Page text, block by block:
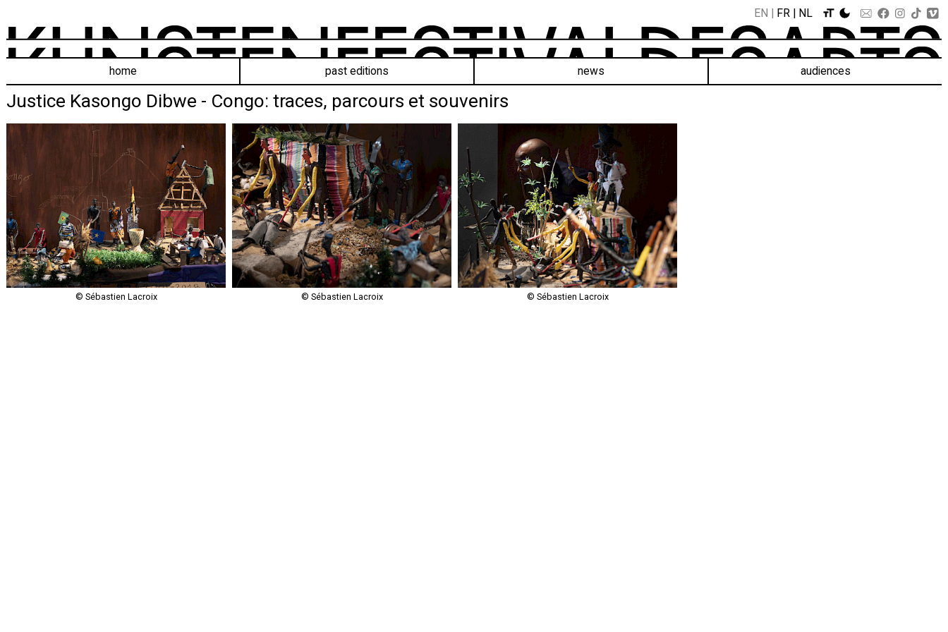
EN FR NL
home past editions news audiences
Justice Kasongo Dibwe - Congo: traces, parcours et souvenirs
© Sébastien Lacroix © Sébastien Lacroix © Sébastien Lacroix